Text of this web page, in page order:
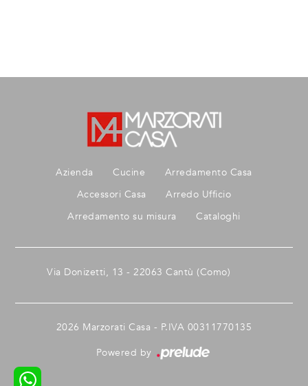
Azienda Cucine
Arredamento Casa
Accessori Casa
Arredo Ufficio
Arredamento su misura
Cataloghi
Via Donizetti, 13 - 22063 Cantù (Como)
2026 Marzorati Casa - P.IVA 00311770135
Powered by